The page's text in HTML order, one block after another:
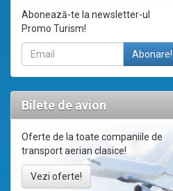
Abonează-te la newsletter-ul
Promo Turism!
Bilete de avion
Oferte de la toate companiile de
transport aerian clasice!
Vezi oferte!